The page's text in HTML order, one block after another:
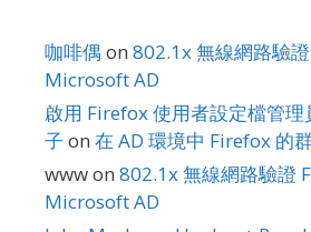
咖啡偶 on 802.1x 無線網路驗
Microsoft AD
啟用 Firefox 使用者設定檔管理
子 on 在 AD 環境中 Firefox 的
wwwon 802.1x 無線網路驗證
Microsoft AD